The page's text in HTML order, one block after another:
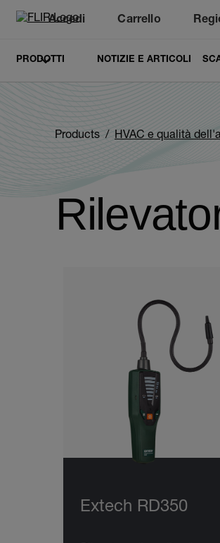
Accedi
Unread messages
Carrello
PRODOTTI NOTIZIE E ARTICOLI
Products HVAC e qualità
Extech RD350